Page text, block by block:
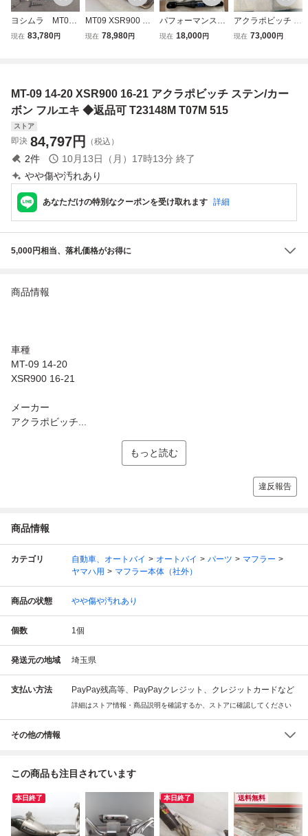
ヨシムラ MT09
14-16 17-20※
CA
現在 83,780円
MT09 XSR900 14
-20 akrapovic ア
マフラー 良品【H
480】
現在 78,980円
パフォーマンスダ
ンパー MT09/TR
現在 18,000円
アクラポビッチ フ
ルエキゾーストマ
現在 73,000円
MT-09 14-20 XSR900 16-21 アクラポビッチ ステン/カー
ボン フルエキ ◆返品可 T23148M T07M 515
ストア
即決 84,797円 （税込）
2件 10月13日（月）17時13分 終了
やや傷や汚れあり
あなただけの特別なクーポンを受け取れます 詳細
5,000円相当、落札価格がお得に
商品情報
車種
MT-09 14-20
XSR900 16-21
メーカー
アクラポビッチ...
もっと読む
違反報告
商品情報
カテゴリ 自動車、オートバイ オートバイ パーツ
マフラー
ヤマハ用
マフラー本体（社外）
商品の状態 やや傷や汚れあり
個数 1個
発送元の地域 埼玉県
支払い方法 PayPay残高等、PayPayクレジット、クレジットカードなど
詳細はストア情報・商品説明を確認するか、ストアに確認してください
その他の情報
この商品も注目されています
本日終了 本日終了 送料無料